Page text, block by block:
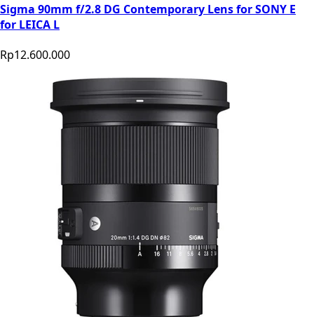
Sigma 90mm f/2.8 DG Contemporary Lens for SONY E
for LEICA L
Rp12.600.000